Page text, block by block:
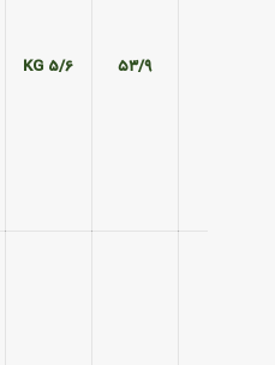
۵۳/۹ 5/6 KG